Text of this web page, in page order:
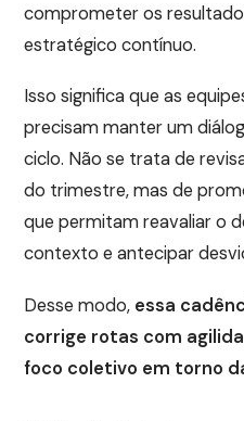
comprometer os
estratégico contínuo.
Isso significa que as
precisam manter um
ciclo. Não se trata de
do trimestre, mas de
que permitam reavaliar o
contexto e antecipar
Desse modo, essa
corrige rotas com
foco coletivo em torno